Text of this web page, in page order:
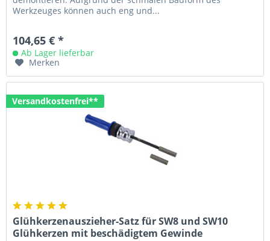
Werkzeuges können auch eng und...
104,65 € *
Ab Lager lieferbar
Merken
Versandkostenfrei**
Glühkerzenauszieher-Satz für SW8 und SW10
Glühkerzen mit beschädigtem Gewinde